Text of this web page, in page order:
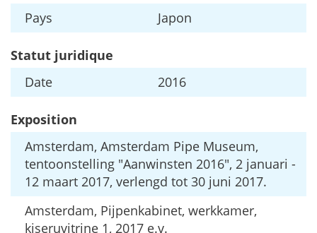
Pays Japon
Statut juridique
Date
2016
Exposition
Amsterdam, Amsterdam Pipe Museum,
tentoonstelling "Aanwinsten 2016", 2 januari -
12 maart 2017, verlengd tot 30 juni 2017.
Amsterdam, Pijpenkabinet, werkkamer,
kiseruvitrine 1, 2017 e.v.